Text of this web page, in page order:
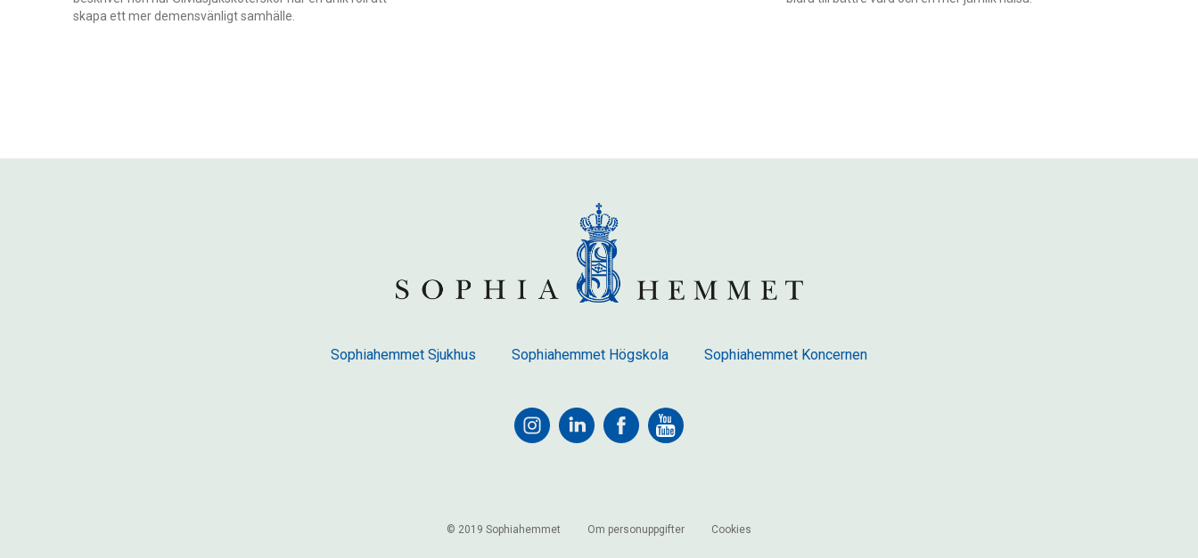
skapa ett mer demensvänligt samhälle.
Sophiahemmet Sjukhus Sophiahemmet Högskola Sophiahemmet Koncernen
© 2019 Sophiahemmet Om personuppgifter Cookies